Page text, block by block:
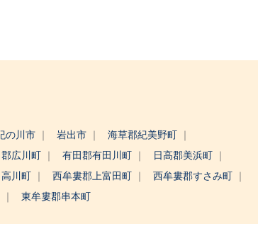
の川市 岩出市
海草郡紀美野町
広川町 有田郡有田川町
日高郡美浜町
川町 西牟婁郡上富田町
西牟婁郡すさみ町
東牟婁郡串本町